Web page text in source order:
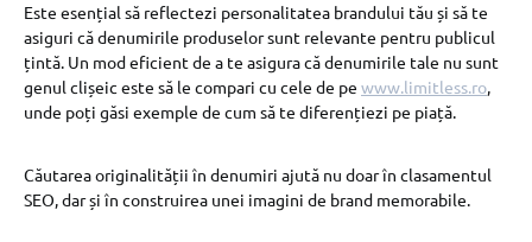
Este esențial să reflectezi personalitatea brandului tău și să te
asiguri că denumirile produselor sunt relevante pentru publicul
țintă. Un mod eficient de a te asigura că denumirile tale nu sunt
genul clișeic este să le compari cu cele de pe www.limitless.ro,
unde poți găsi exemple de cum să te diferențiezi pe piață.
Căutarea originalității în denumiri ajută nu doar în clasamentul
SEO, dar și în construirea unei imagini de brand memorabile.